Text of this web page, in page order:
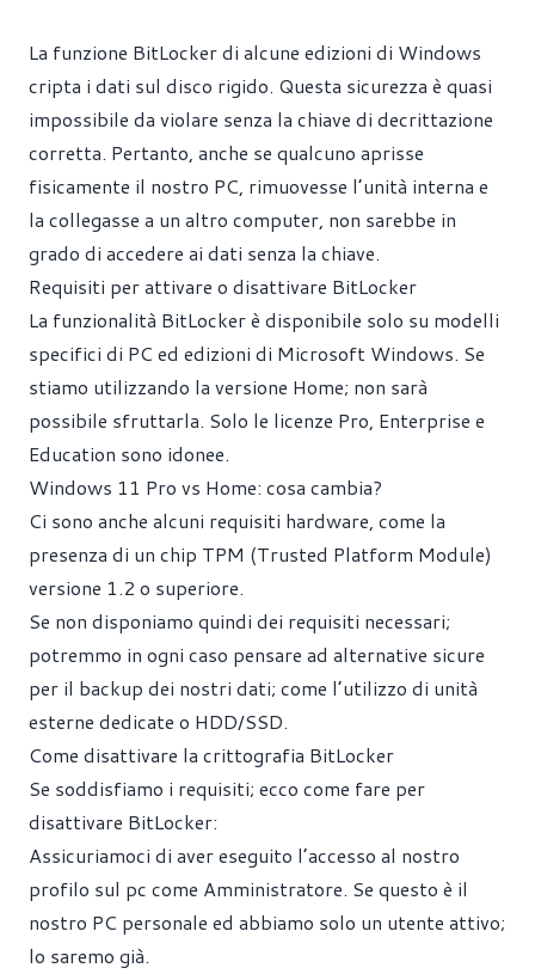
La funzione BitLocker di alcune edizioni di Windows
cripta i dati sul disco rigido. Questa sicurezza è quasi
impossibile da violare senza la chiave di decrittazione
corretta. Pertanto, anche se qualcuno aprisse
fisicamente il nostro PC, rimuovesse l’unità interna e
la collegasse a un altro computer, non sarebbe in
grado di accedere ai dati senza la chiave.
Requisiti per attivare o disattivare BitLocker
La funzionalità BitLocker è disponibile solo su modelli
specifici di PC ed edizioni di Microsoft Windows. Se
stiamo utilizzando la versione Home; non sarà
possibile sfruttarla. Solo le licenze Pro, Enterprise e
Education sono idonee.
Windows 11 Pro vs Home: cosa cambia?
Ci sono anche alcuni requisiti hardware, come la
presenza di un chip TPM (Trusted Platform Module)
versione 1.2 o superiore.
Se non disponiamo quindi dei requisiti necessari;
potremmo in ogni caso pensare ad alternative sicure
per il backup dei nostri dati; come l’utilizzo di unità
esterne dedicate o HDD/SSD.
Come disattivare la crittografia BitLocker
Se soddisfiamo i requisiti; ecco come fare per
disattivare BitLocker:
Assicuriamoci di aver eseguito l’accesso al nostro
profilo sul pc come Amministratore. Se questo è il
nostro PC personale ed abbiamo solo un utente attivo;
lo saremo già.